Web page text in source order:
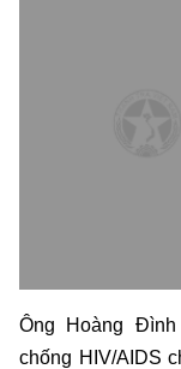
Ông Hoàng
chống HIV/AIDS